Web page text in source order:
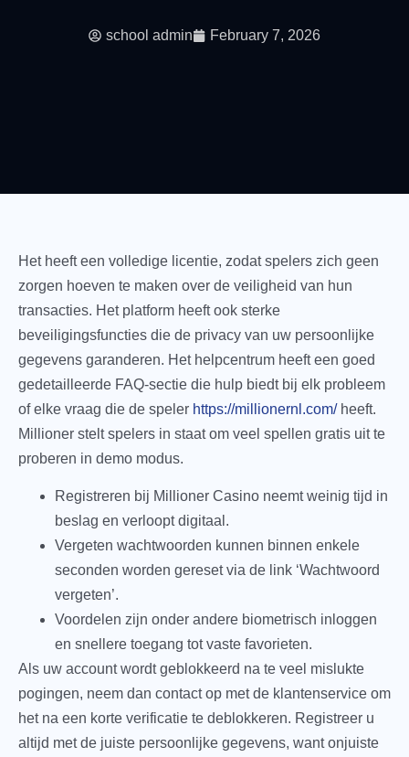
school admin February 7, 2026
Het heeft een volledige licentie, zodat spelers zich geen
zorgen hoeven te maken over de veiligheid van hun
transacties. Het platform heeft ook sterke
beveiligingsfuncties die de privacy van uw persoonlijke
gegevens garanderen. Het helpcentrum heeft een goed
gedetailleerde FAQ-sectie die hulp biedt bij elk probleem
of elke vraag die de speler https://millionernl.com/heeft.
Millioner stelt spelers in staat om veel spellen gratis uit te
proberen in demo modus.
Registreren bij Millioner Casino neemt weinig tijd in
beslag en verloopt digitaal.
Vergeten wachtwoorden kunnen binnen enkele
seconden worden gereset via de link ‘Wachtwoord
vergeten’.
Voordelen zijn onder andere biometrisch inloggen
en snellere toegang tot vaste favorieten.
Als uw account wordt geblokkeerd na te veel mislukte
pogingen, neem dan contact op met de klantenservice om
het na een korte verificatie te deblokkeren. Registreer u
altijd met de juiste persoonlijke gegevens, want onjuiste